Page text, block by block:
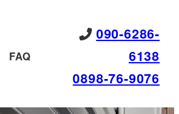
FAQ
090-6286-
6138
0898-76-9076